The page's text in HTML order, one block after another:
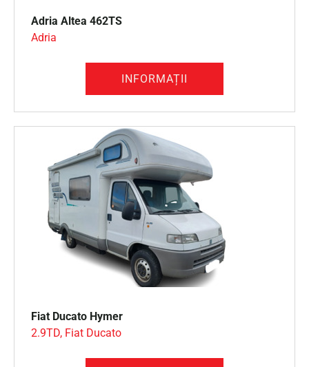
Adria Altea 462TS
Adria
INFORMAȚII
Fiat Ducato Hymer
2.9TD, Fiat Ducato